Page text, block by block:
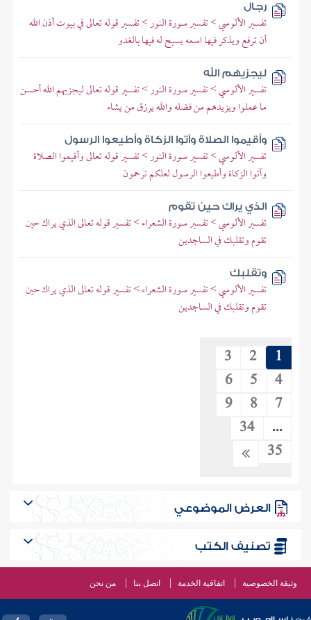
رجال
تفسير الألوسي > تفسير سورة النور > تفسير قوله تعالى في بيوت أذن الله
أن ترفع ويذكر فيها اسمه يسبح له فيها بالغدو
ليجزيهم الله
تفسير الألوسي > تفسير سورة النور > تفسير قوله تعالى ليجزيهم الله أحسن
ما عملوا ويزيدهم من فضله والله يرزق من يشاء
وأقيموا الصلاة وآتوا الزكاة وأطيعوا الرسول
تفسير الألوسي > تفسير سورة النور > تفسير قوله تعالى وأقيموا الصلاة
وآتوا الزكاة وأطيعوا الرسول لعلكم ترحمون
الذي يراك حين تقوم
تفسير الألوسي > تفسير سورة الشعراء > تفسير قوله تعالى الذي يراك حين
تقوم وتقلبك في الساجدين
وتقلبك
تفسير الألوسي > تفسير سورة الشعراء > تفسير قوله تعالى الذي يراك حين
تقوم وتقلبك في الساجدين
1
2
3
4
5
6
7
8
9
...
34
35
العرض الموضوعي
تصنيف الكتب
وثيقة الخصوصية اتفاقية الخدمة اتصل بنا من نحن